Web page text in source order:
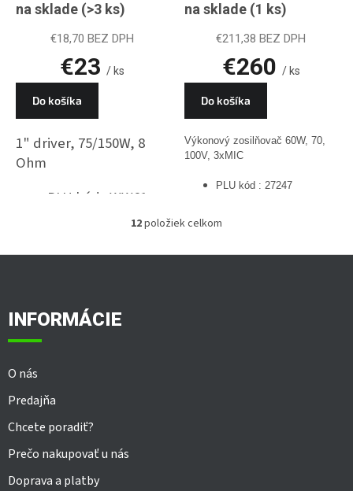
PLU WW61
na sklade (>3 ks)
€18,70 BEZ DPH
€23 / ks
Do košíka
1" driver, 75/150W, 8
Ohm
PLU kód : WW61
PLU 27247
na sklade (1 ks)
€211,38 BEZ DPH
€260 / ks
Do košíka
Výkonový zosilňovač 60W, 70,
100V, 3xMIC
PLU kód : 27247
O
l
12položiek celkom
INFORMÁCIE
O nás
Predajňa
Chcete poradiť?
Prečo nakupovať u nás
Doprava a platby